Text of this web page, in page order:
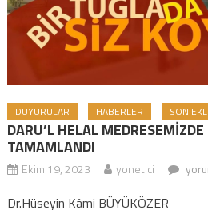
DUYURULAR HABERLER SON
DARU’L HELAL
TAMAMLANDI
Ekim 19, 2023 yonetici
Dr.Hüseyin Kâmi BÜYÜKÖZER